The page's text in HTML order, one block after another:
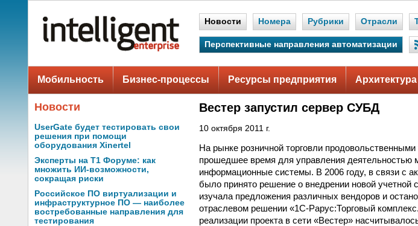
Новости Номера Рубрики Отрасли
Перспективные направления автоматизации
Мобильность Бизнес-процессы Ресурсы предприятия
Новости
UserGate будет тестировать свои
решения при помощи
оборудования Xinertel
Эксперты на Т1 Форуме: как
множить ИИ-возможности,
сокращая риски
Российское ПО виртуализации и
инфраструктурное ПО — наиболее
востребованные направления для
тестирования
Вестер запустил сервер СУБД
10 октября 2011 г.
На рынке розничной торговли
прошедшее время для управления деятельностью
информационные системы. В 2006 году, в связи с
было принято решение о внедрении новой учетной
изучала предложения различных вендоров и
отраслевом решении «1С-Рарус:Торговый
реализации проекта в сети «Вестер»